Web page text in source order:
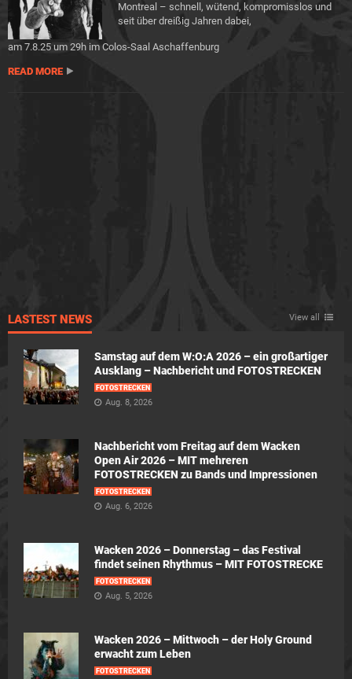
Montreal – schnell, wütend, kompromisslos und
seit über dreißig Jahren dabei,
am 7.8.25 um 29h im Colos-Saal Aschaffenburg
READ MORE
LASTEST NEWS View all
Samstag auf dem W:O:A 2026 – ein großartiger
Ausklang – Nachbericht und FOTOSTRECKEN
FOTOSTRECKEN
Aug. 8, 2026
Nachbericht vom Freitag auf dem Wacken
Open Air 2026 – MIT mehreren
FOTOSTRECKEN zu Bands und Impressionen
FOTOSTRECKEN
Aug. 6, 2026
Wacken 2026 – Donnerstag – das Festival
findet seinen Rhythmus – MIT FOTOSTRECKE
FOTOSTRECKEN
Aug. 5, 2026
Wacken 2026 – Mittwoch – der Holy Ground
erwacht zum Leben
FOTOSTRECKEN